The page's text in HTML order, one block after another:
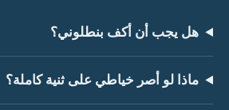
هل يجب أن أكف بنطلوني؟
ماذا لو أصر خياطي على ثنية كاملة؟